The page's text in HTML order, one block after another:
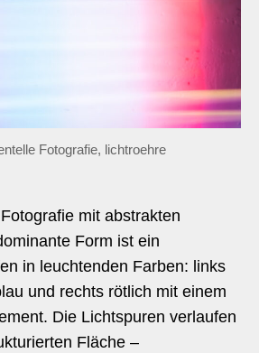
Fotografie, lichtroehre
mit abstrakten
Form ist ein
in leuchtenden Farben: links
und rechts rötlich mit einem
Die Lichtspuren verlaufen
Fläche –